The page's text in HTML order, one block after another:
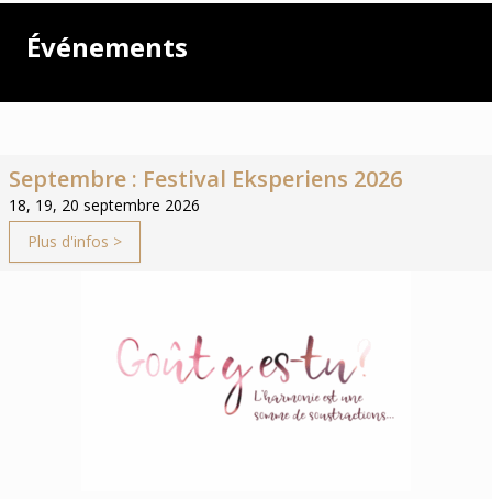
Événements
Septembre : Festival Eksperiens 2026
18, 19, 20 septembre 2026
Plus d'infos >